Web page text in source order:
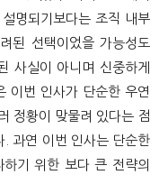
명되기보다는 조직 내부
된 선택이었을 가능성도
사실이 아니며 신중하게
이번 인사가 단순한 우연
정황이 맞물려 있다는 점
. 과연 이번 인사는 단순한
기 위한 보다 큰 전략의